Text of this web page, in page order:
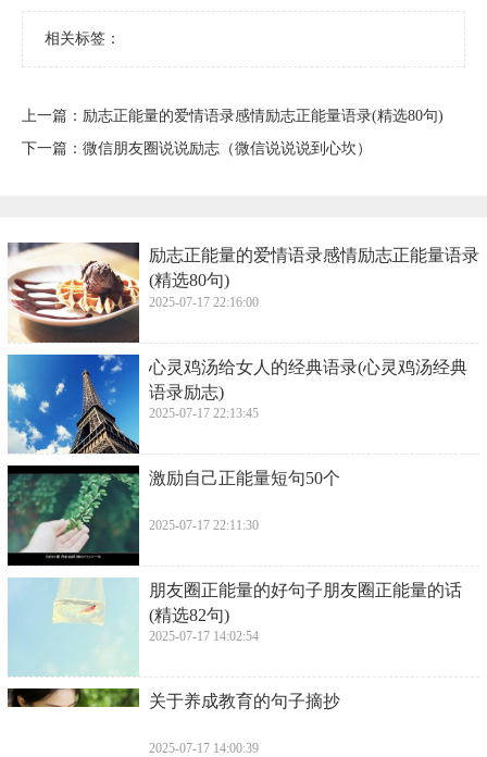
相关标签：
上一篇： ​励志正能量的爱情语录感情励志正能量语录(精选80句)
下一篇： ​微信朋友圈说说励志（微信说说说到心坎）
​励志正能量的爱情语录感情励志正能量语录
(精选80句)
2025-07-17 22:16:00
​心灵鸡汤给女人的经典语录(心灵鸡汤经典
语录励志)
2025-07-17 22:13:45
​激励自己正能量短句50个
2025-07-17 22:11:30
​朋友圈正能量的好句子朋友圈正能量的话
(精选82句)
2025-07-17 14:02:54
​关于养成教育的句子摘抄
2025-07-17 14:00:39